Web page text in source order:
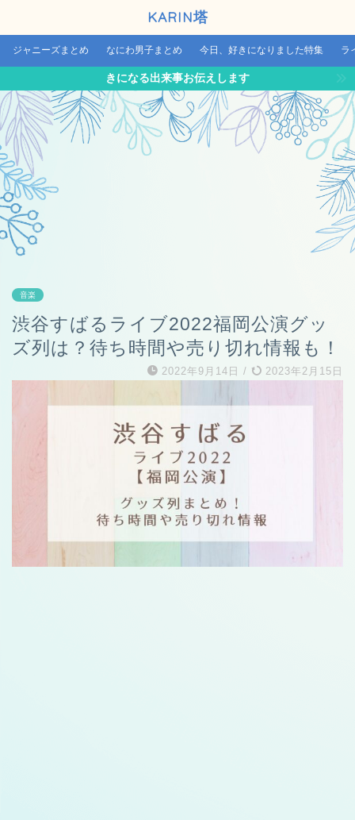
KARIN塔
ジャニーズまとめ なにわ男子まとめ 今日、好きになりました特集 ラ
きになる出来事お伝えします
音楽
渋谷すばるライブ2022福岡公演グッ
ズ列は？待ち時間や売り切れ情報も！
2022年9月14日 / 2023年2月15日